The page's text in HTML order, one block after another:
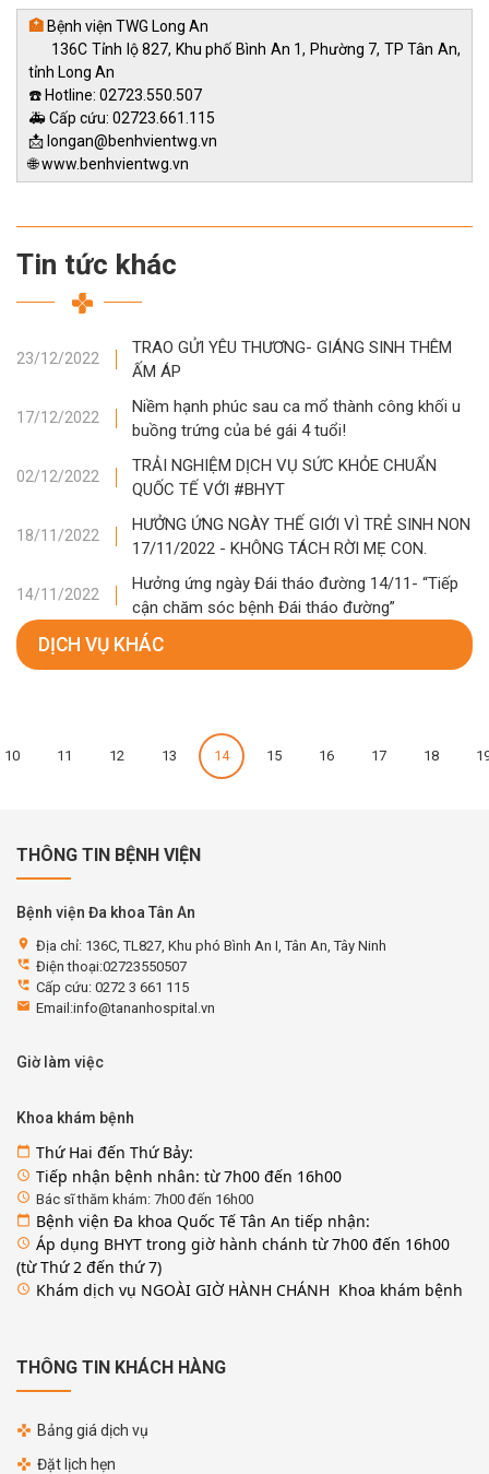
🏥Bệnh viện TWG Long An
136C Tỉnh lộ 827, Khu phố Bình An 1, Phường 7, TP Tân An,
tỉnh Long An
☎️ Hotline: 02723.550.507
🚑 Cấp cứu: 02723.661.115
📩 longan@benhvientwg.vn
🌐 www.benhvientwg.vn
Tin tức khác
23/12/2022
TRAO GỬI YÊU THƯƠNG- GIÁNG SINH THÊM
ẤM ÁP
17/12/2022
Niềm hạnh phúc sau ca mổ thành công khối u
buồng trứng của bé gái 4 tuổi!
02/12/2022
TRẢI NGHIỆM DỊCH VỤ SỨC KHỎE CHUẨN
QUỐC TẾ VỚI #BHYT
18/11/2022
HƯỞNG ỨNG NGÀY THẾ GIỚI VÌ TRẺ SINH NON
17/11/2022 - KHÔNG TÁCH RỜI MẸ CON.
14/11/2022
Hưởng ứng ngày Đái tháo đường 14/11- “Tiếp
cận chăm sóc bệnh Đái tháo đường”
DỊCH VỤ KHÁC
10 11 12 13 14 15 16 17 18
THÔNG TIN BỆNH VIỆN
Bệnh viện Đa khoa Tân An
location_on Địa chỉ: 136C, TL827, Khu phó Bình An I, Tân An, Tây Ninh
perm_phone_msg Điện thoại:02723550507
perm_phone_msg Cấp cứu: 0272 3 661 115
email Email:info@tananhospital.vn
Giờ làm việc
Khoa khám bệnh
calendar_today Thứ Hai đến Thứ Bảy:
access_time Tiếp nhận bệnh nhân: từ 7h00 đến 16h00
access_time Bác sĩ thăm khám: 7h00 đến 16h00
calendar_today Bệnh viện Đa khoa Quốc Tế Tân An tiếp nhận:
access_time Áp dụng BHYT trong giờ hành chánh từ 7h00 đến 16h00
(từ Thứ 2 đến thứ 7)
access_time Khám dịch vụ NGOÀI GIỜ HÀNH CHÁNH Khoa khám bệnh
THÔNG TIN KHÁCH HÀNG
Bảng giá dịch vụ
Đặt lịch hẹn